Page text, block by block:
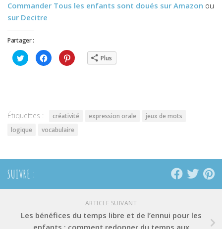
Commander Tous les enfants sont doués sur Amazon ou
sur Decitre
Partager :
Cliquez
pour
partager
Cliquez
pour
partager
Cliquez
pour Plus
Étiquettes : créativité expression orale
jeux de mots
logique
vocabulaire
SUIVRE :
ARTICLE SUIVANT
Les bénéfices du temps libre et de l’ennui pour les
enfants : comment redonner du temps aux